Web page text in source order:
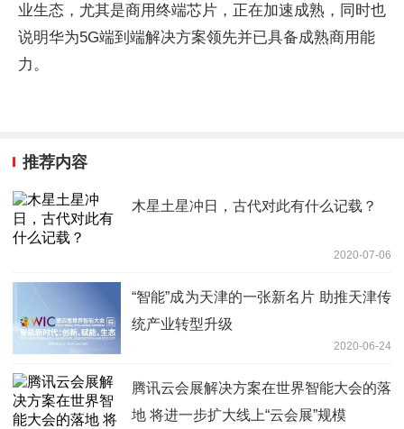
业生态，尤其是商用终端芯片，正在加速成熟，同时也
说明华为5G端到端解决方案领先并已具备成熟商用能
力。
推荐内容
木星土星冲日，古代对此有什么记载？
2020-07-06
“智能”成为天津的一张新名片 助推天津传
统产业转型升级
2020-06-24
腾讯云会展解决方案在世界智能大会的落
地 将进一步扩大线上“云会展”规模